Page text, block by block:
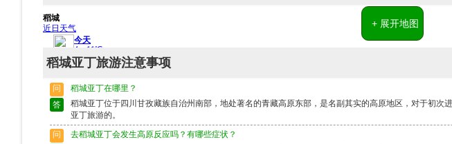
稻城亚丁旅游注意事项
问
稻城亚丁在哪里？
答
稻城亚丁位于四川甘孜藏族自治州南部，地处著名的青藏高原东部，是名副其实的高原地区，对于初
亚丁旅游的。
问
去稻城亚丁会发生高原反应吗？有哪些症状？